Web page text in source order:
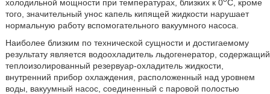
холодильной мощности при температурах, близких к 0 С, кроме
того, значительный унос капель кипящей жидкости нарушает
нормальную работу вспомогательного вакуумного насоса.
Наиболее близким по технической сущности и достигаемому
результату является водоохладитель льдогенератор, содержащий
теплоизолированный резервуар-охладитель жидкости,
внутренний прибор охлаждения, расположенный над уровнем
воды, вакуумный насос, соединенный с паровой полостью